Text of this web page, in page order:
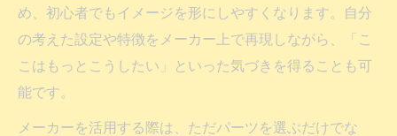
め、初心者でもイメージを形にしやすくなります。自分
の考えた設定や特徴をメーカー上で再現しながら、「こ
こはもっとこうしたい」といった気づきを得ることも可
能です。
メーカーを活用する際は、ただパーツを選ぶだけでな